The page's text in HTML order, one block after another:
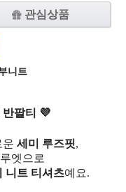
관심상품
니트
반팔티 💜
운 세미 루즈핏,
엣으로
니트 티셔츠예요.